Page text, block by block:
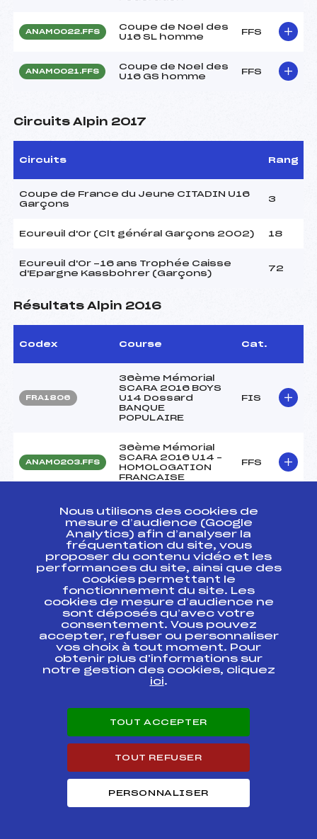
ANAM0022.FFS
Coupe de Noel des
U16 SL homme
FFS
ANAM0021.FFS
Coupe de Noel des
U16 GS homme
FFS
Circuits Alpin 2017
Circuits Rang
Coupe de France du Jeune CITADIN U16
Garçons
3
Ecureuil d'Or (Clt général Garçons 2002) 18
Ecureuil d'Or -16 ans Trophée Caisse
d'Epargne Kassbohrer (Garçons)
72
Résultats Alpin 2016
Codex Course Cat.
FRA1806
36ème Mémorial
SCARA 2016 BOYS
U14 Dossard
BANQUE
POPULAIRE
FIS
ANAM0203.FFS
36ème Mémorial
SCARA 2016 U14 –
HOMOLOGATION
FRANCAISE
FFS
ANAM0179.FFS
22ème SKIOPEN
COQ D'OR
FFS
22ème SKIOPEN
COQ D'OR
FFS
FRA1798
10eme YOUNG
CITIZEN CUP SL
U14 M
FIS
FRA1797
10eme YOUNG
CITIZEN CUP GS
U14 BOYS
FIS
10eme YOUNG
10eme YOUNG
CITIZEN CUP
GPJ U12 et U14
Nous utilisons des cookies de
mesure d’audience (Google
Analytics) afin d’analyser la
fréquentation du site, vous
proposer du contenu vidéo et les
performances du site, ainsi que des
cookies permettant le
fonctionnement du site. Les
cookies de mesure d’audience ne
sont déposés qu’avec votre
consentement. Vous pouvez
accepter, refuser ou personnaliser
vos choix à tout moment. Pour
obtenir plus d'informations sur
notre gestion des cookies, cliquez
ici.
TOUT ACCEPTER
TOUT REFUSER
PERSONNALISER